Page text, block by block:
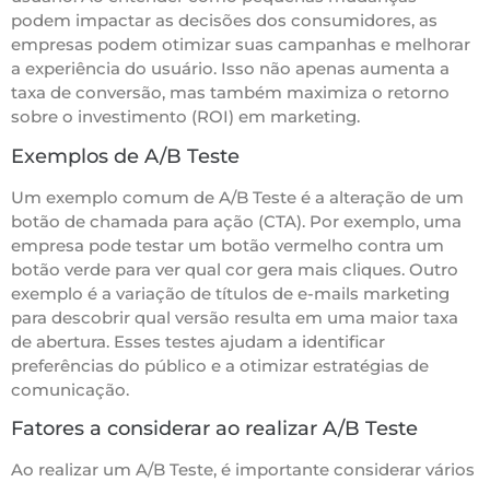
podem impactar as decisões dos consumidores, as
empresas podem otimizar suas campanhas e melhorar
a experiência do usuário. Isso não apenas aumenta a
taxa de conversão, mas também maximiza o retorno
sobre o investimento (ROI) em marketing.
Exemplos de A/B Teste
Um exemplo comum de A/B Teste é a alteração de um
botão de chamada para ação (CTA). Por exemplo, uma
empresa pode testar um botão vermelho contra um
botão verde para ver qual cor gera mais cliques. Outro
exemplo é a variação de títulos de e-mails marketing
para descobrir qual versão resulta em uma maior taxa
de abertura. Esses testes ajudam a identificar
preferências do público e a otimizar estratégias de
comunicação.
Fatores a considerar ao realizar A/B Teste
Ao realizar um A/B Teste, é importante considerar vários